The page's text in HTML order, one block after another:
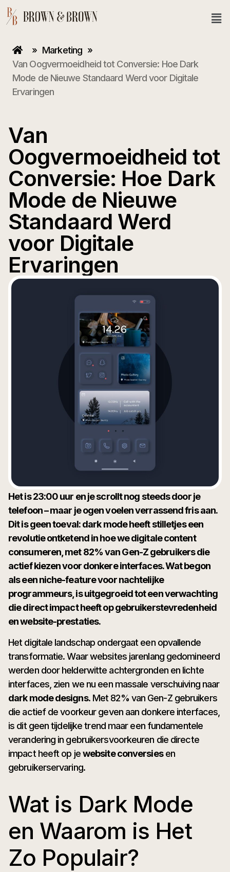
» Marketing »
Van Oogvermoeidheid tot Conversie: Hoe Dark
Mode de Nieuwe Standaard Werd voor Digitale
Ervaringen
Van
Oogvermoeidheid tot
Conversie: Hoe Dark
Mode de Nieuwe
Standaard Werd
voor Digitale
Ervaringen
Het is 23:00 uur en je scrollt nog steeds door je
telefoon – maar je ogen voelen verrassend fris aan.
Dit is geen toeval: dark mode heeft stilletjes een
revolutie ontketend in hoe we digitale content
consumeren, met 82% van Gen-Z gebruikers die
actief kiezen voor donkere interfaces. Wat begon
als een niche-feature voor nachtelijke
programmeurs, is uitgegroeid tot een verwachting
die direct impact heeft op gebruikerstevredenheid
en website-prestaties.
Het digitale landschap ondergaat een opvallende
transformatie. Waar websites jarenlang gedomineerd
werden door helderwitte achtergronden en lichte
interfaces, zien we nu een massale verschuiving naar
dark mode designs. Met 82% van Gen-Z gebruikers
die actief de voorkeur geven aan donkere interfaces,
is dit geen tijdelijke trend maar een fundamentele
verandering in gebruikersvoorkeuren die directe
impact heeft op jewebsite conversiesen
gebruikerservaring.
Wat is Dark Mode
en Waarom is Het
Zo Populair?